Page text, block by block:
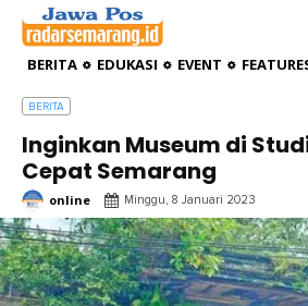
BERITA EDUKASI EVENT
BERITA
Inginkan Museum di
Cepat Semarang
online Minggu, 8 Januari 2023